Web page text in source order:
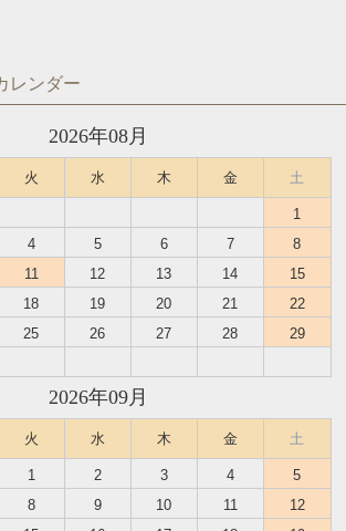
レンダー
2026年08月
火 水 木 金 土
1
4 5 6 7
8
11 12 13 14
15
18 19 20 21
22
25 26 27 28
29
2026年09月
火 水 木 金 土
1 2 3 4
5
8 9 10 11
12